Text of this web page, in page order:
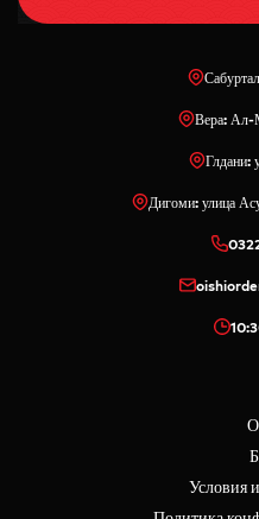
Вера: Ал-
Глдани:
Дигоми: улица
Условия